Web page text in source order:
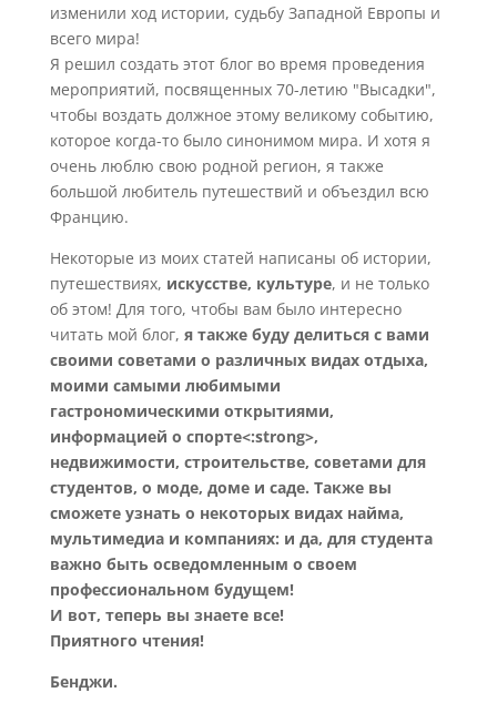
изменили ход истории, судьбу Западной Европы и
всего мира!
Я решил создать этот блог во время проведения
мероприятий, посвященных 70-летию "Высадки",
чтобы воздать должное этому великому событию,
которое когда-то было синонимом мира. И хотя я
очень люблю свою родной регион, я также
большой любитель путешествий и объездил всю
Францию.
Некоторые из моих статей написаны об истории,
путешествиях, искусстве, культуре, и не только
об этом! Для того, чтобы вам было интересно
читать мой блог, я также буду делиться с вами
своими советами о различных видах отдыха,
моими самыми любимыми
гастрономическими открытиями,
информацией о спорте<:strong>,
недвижимости, строительстве, советами для
студентов, о моде, доме и саде. Также вы
сможете узнать о некоторых видах найма,
мультимедиа и компаниях: и да, для студента
важно быть осведомленным о своем
профессиональном будущем!
И вот, теперь вы знаете все!
Приятного чтения!
Бенджи.